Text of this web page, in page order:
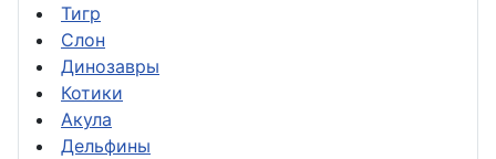
Тигр
Слон
Динозавры
Котики
Акула
Дельфины